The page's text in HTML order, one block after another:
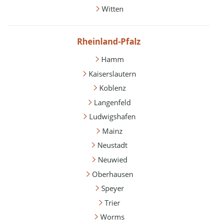
Witten
Rheinland-Pfalz
Hamm
Kaiserslautern
Koblenz
Langenfeld
Ludwigshafen
Mainz
Neustadt
Neuwied
Oberhausen
Speyer
Trier
Worms